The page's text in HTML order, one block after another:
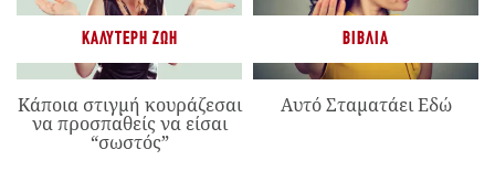
ΚΑΛΎΤΕΡΗ ΖΩΉ
Κάποια στιγμή κουράζεσαι
να προσπαθείς να είσαι
“σωστός”
ΒΙΒΛΊΑ
Αυτό Σταματάει Εδώ